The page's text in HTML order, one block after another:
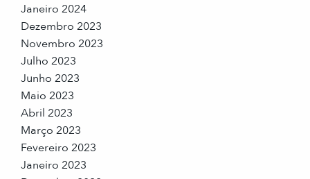
Janeiro 2024
Dezembro 2023
Novembro 2023
Julho 2023
Junho 2023
Maio 2023
Abril 2023
Março 2023
Fevereiro 2023
Janeiro 2023